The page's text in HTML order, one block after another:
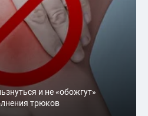
и не «обожгут»
трюков